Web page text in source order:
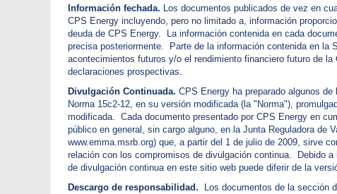
Información fechada. Los documentos publicados de vez en
CPS Energy incluyendo, pero no limitado a, información
deuda de CPS Energy. La información contenida en cada
precisa posteriormente. Parte de la información contenida en la
acontecimientos futuros y/o el rendimiento financiero futuro de
declaraciones prospectivas.
Divulgación Continuada. CPS Energy ha preparado algunos
Norma 15c2-12, en su versión modificada (la "Norma"),
modificada. Cada documento presentado por CPS Energy en
público en general, sin cargo alguno, en la Junta Reguladora
www.emma.msrb.org) que, a partir del 1 de julio de 2009, sirve
relación con los compromisos de divulgación continua. Debido
de divulgación continua en este sitio web puede diferir de la
Descargo de responsabilidad.
Los documentos de la sección